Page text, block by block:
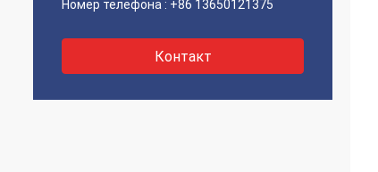
Номер телефона : +86 13650121375
Контакт